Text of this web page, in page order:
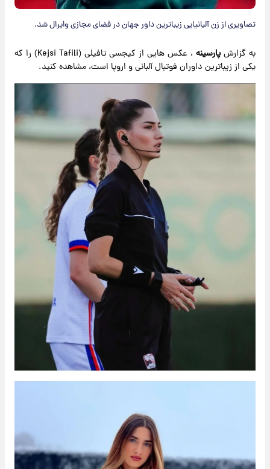
تصاویری از زن آلبانیایی زیباترین داور جهان در فضای مجازی وایرال شد.
به گزارشپارسینه
، عکس هایی از کیجسی تافیلی (Kejsi Tafili) را که
یکی از زیباترین داوران فوتبال آلبانی و اروپا است، مشاهده کنید.